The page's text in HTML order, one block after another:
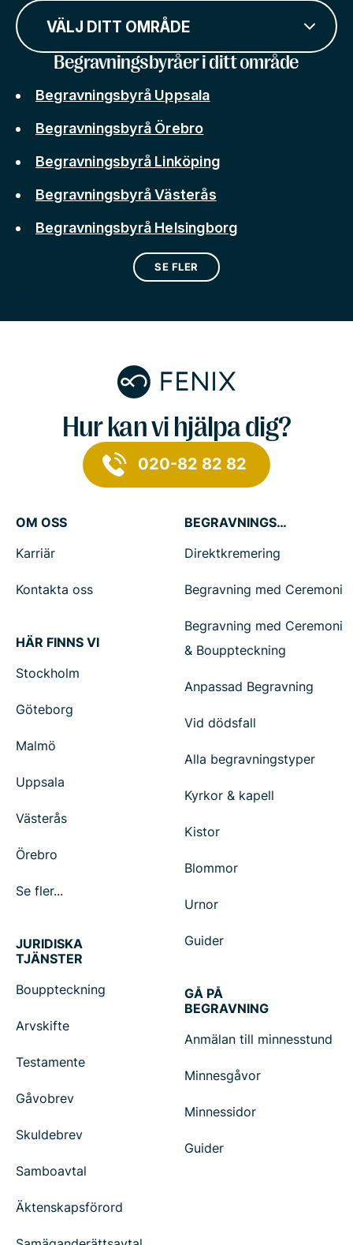
VÄLJ DITT OMRÅDE
Begravningsbyråer i ditt område
Begravningsbyrå Uppsala
Begravningsbyrå Örebro
Begravningsbyrå Linköping
Begravningsbyrå Västerås
Begravningsbyrå Helsingborg
SE FLER
Hur kan vi hjälpa dig?
020-82 82 82
OM OSS
Karriär
Kontakta oss
HÄR FINNS VI
Stockholm
Göteborg
Malmö
Uppsala
Västerås
Örebro
Se fler...
BEGRAVNINGSTJÄNSTER
Direktkremering
Begravning med Ceremoni
Begravning med Ceremoni
& Bouppteckning
Anpassad Begravning
Vid dödsfall
Alla begravningstyper
Kyrkor & kapell
Kistor
Blommor
Urnor
Guider
JURIDISKA
TJÄNSTER
Bouppteckning
Arvskifte
Testamente
Gåvobrev
Skuldebrev
Samboavtal
Äktenskapsförord
GÅ PÅ
BEGRAVNING
Anmälan till minnesstund
Minnesgåvor
Minnessidor
Guider